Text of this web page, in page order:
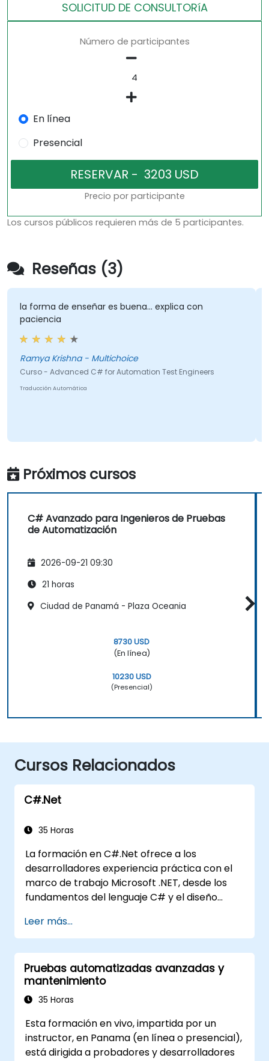
SOLICITUD DE CONSULTORíA
Número de participantes
En línea
Presencial
Precio por participante
Los cursos públicos requieren más de 5 participantes.
Reseñas (3)
la forma de enseñar es buena... explica con
paciencia
Ramya Krishna - Multichoice
Curso - Advanced C# for Automation Test Engineers
Traducción Automática
Próximos cursos
C# Avanzado para Ingenieros de Pruebas
de Automatización
2026-09-21 09:30
21 horas
Ciudad de Panamá - Plaza Oceania
8730 USD
(En línea)
10230 USD
(Presencial)
Cursos Relacionados
C#.Net
35 Horas
La formación en C#.Net ofrece a los
desarrolladores experiencia práctica con el
marco de trabajo Microsoft .NET, desde los
fundamentos del lenguaje C# y el diseño
del IDE de Visual Studio y las estructuras
genéricas. Los participantes construyen
aplicaciones de nivel empresarial utilizando
prácticas de desarrollo estándar en la
industria, adquiriendo conocimiento práctico
de colecciones, tipos de datos, seguridad de
para implementar soluciones .NET listas para
producción en aplicaciones empresariales
complejas y equipos de desarrollo.
Leer más...
Pruebas automatizadas avanzadas y
mantenimiento
35 Horas
Esta formación en vivo, impartida por un
instructor, en Panama (en línea o presencial),
está dirigida a probadores y desarrolladores